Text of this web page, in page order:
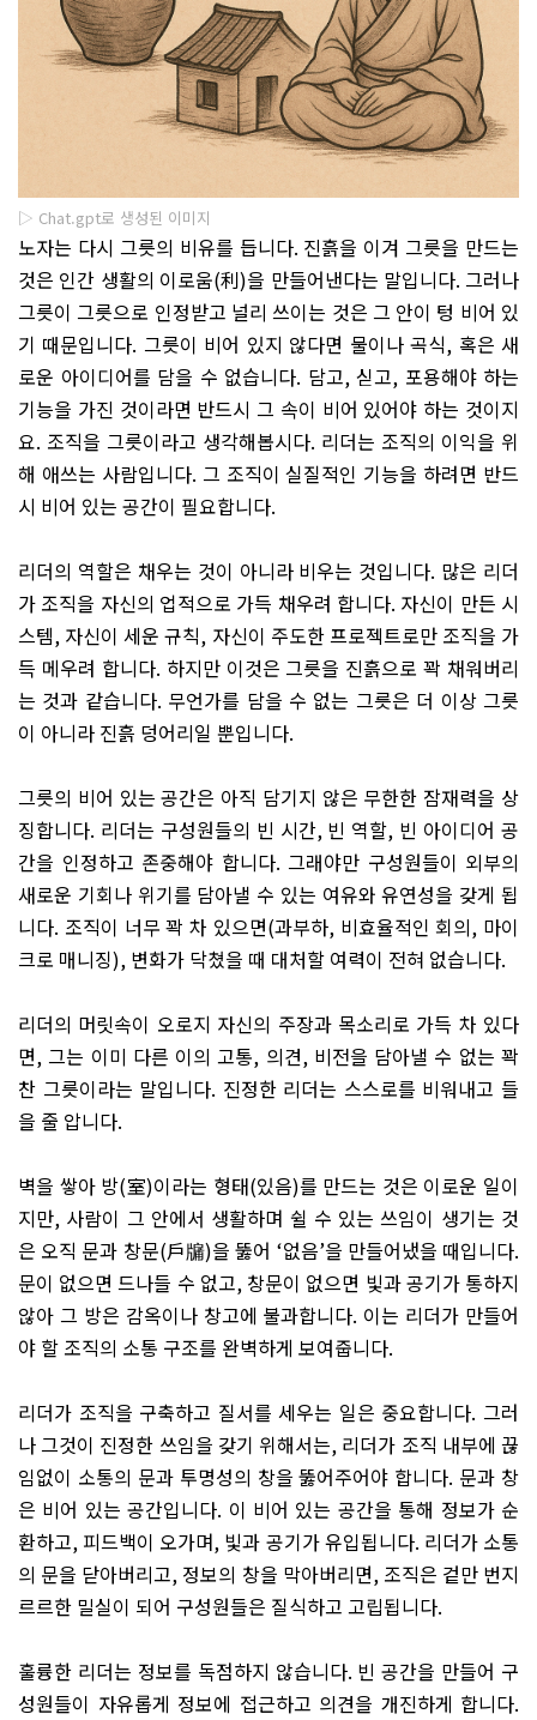
▷ Chat.gpt로 생성된 이미지
노자는 다시 그릇의 비유를 듭니다. 진흙을 이겨 그릇을 만드는
것은 인간 생활의 이로움(利)을 만들어낸다는 말입니다. 그러나
그릇이 그릇으로 인정받고 널리 쓰이는 것은 그 안이 텅 비어 있
기 때문입니다. 그릇이 비어 있지 않다면 물이나 곡식, 혹은 새
로운 아이디어를 담을 수 없습니다. 담고, 싣고, 포용해야 하는
기능을 가진 것이라면 반드시 그 속이 비어 있어야 하는 것이지
요. 조직을 그릇이라고 생각해봅시다. 리더는 조직의 이익을 위
해 애쓰는 사람입니다. 그 조직이 실질적인 기능을 하려면 반드
시 비어 있는 공간이 필요합니다.
리더의 역할은 채우는 것이 아니라 비우는 것입니다. 많은 리더
가 조직을 자신의 업적으로 가득 채우려 합니다. 자신이 만든 시
스템, 자신이 세운 규칙, 자신이 주도한 프로젝트로만 조직을 가
득 메우려 합니다. 하지만 이것은 그릇을 진흙으로 꽉 채워버리
는 것과 같습니다. 무언가를 담을 수 없는 그릇은 더 이상 그릇
이 아니라 진흙 덩어리일 뿐입니다.
그릇의 비어 있는 공간은 아직 담기지 않은 무한한 잠재력을 상
징합니다. 리더는 구성원들의 빈 시간, 빈 역할, 빈 아이디어 공
간을 인정하고 존중해야 합니다. 그래야만 구성원들이 외부의
새로운 기회나 위기를 담아낼 수 있는 여유와 유연성을 갖게 됩
니다. 조직이 너무 꽉 차 있으면(과부하, 비효율적인 회의, 마이
크로 매니징), 변화가 닥쳤을 때 대처할 여력이 전혀 없습니다.
리더의 머릿속이 오로지 자신의 주장과 목소리로 가득 차 있다
면, 그는 이미 다른 이의 고통, 의견, 비전을 담아낼 수 없는 꽉
찬 그릇이라는 말입니다. 진정한 리더는 스스로를 비워내고 들
을 줄 압니다.
벽을 쌓아 방(室)이라는 형태(있음)를 만드는 것은 이로운 일이
지만, 사람이 그 안에서 생활하며 쉴 수 있는 쓰임이 생기는 것
은 오직 문과 창문(戶牖)을 뚫어 ‘없음’을 만들어냈을 때입니다.
문이 없으면 드나들 수 없고, 창문이 없으면 빛과 공기가 통하지
않아 그 방은 감옥이나 창고에 불과합니다. 이는 리더가 만들어
야 할 조직의 소통 구조를 완벽하게 보여줍니다.
리더가 조직을 구축하고 질서를 세우는 일은 중요합니다. 그러
나 그것이 진정한 쓰임을 갖기 위해서는, 리더가 조직 내부에 끊
임없이 소통의 문과 투명성의 창을 뚫어주어야 합니다. 문과 창
은 비어 있는 공간입니다. 이 비어 있는 공간을 통해 정보가 순
환하고, 피드백이 오가며, 빛과 공기가 유입됩니다. 리더가 소통
의 문을 닫아버리고, 정보의 창을 막아버리면, 조직은 겉만 번지
르르한 밀실이 되어 구성원들은 질식하고 고립됩니다.
훌륭한 리더는 정보를 독점하지 않습니다. 빈 공간을 만들어 구
성원들이 자유롭게 정보에 접근하고 의견을 개진하게 합니다.